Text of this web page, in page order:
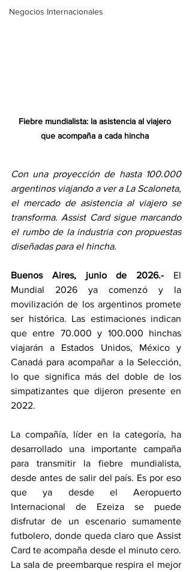
Negocios Internacionales
Fiebre mundialista: la asistencia al viajero
que acompaña a cada hincha
Con una proyección de hasta 100.000
argentinos viajando a ver a La Scaloneta,
el mercado de asistencia al viajero se
transforma. Assist Card sigue marcando
el rumbo de la industria con propuestas
diseñadas para el hincha.
Buenos Aires, junio de 2026.- El
Mundial 2026 ya comenzó y la
movilización de los argentinos promete
ser histórica. Las estimaciones indican
que entre 70.000 y 100.000 hinchas
viajarán a Estados Unidos, México y
Canadá para acompañar a la Selección,
lo que significa más del doble de los
simpatizantes que dijeron presente en
2022.
La compañía, líder en la categoría, ha
desarrollado una importante campaña
para transmitir la fiebre mundialista,
desde antes de salir del país. Es por eso
que ya desde el Aeropuerto
Internacional de Ezeiza se puede
disfrutar de un escenario sumamente
futbolero, donde queda claro que Assist
Card te acompaña desde el minuto cero.
La sala de preembarque respira el mejor